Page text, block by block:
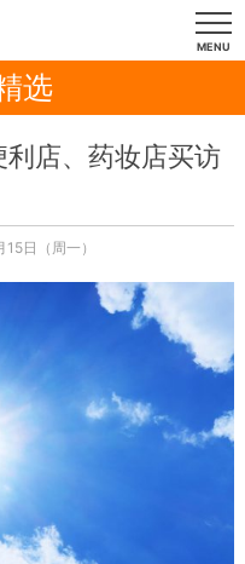
MENU
选
店、药妆店买访
日（周一）